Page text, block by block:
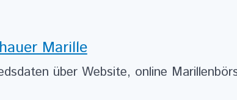
Marille
über Website, online